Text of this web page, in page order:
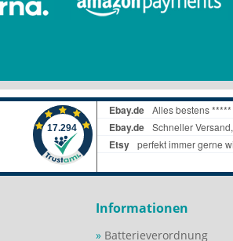
Informationen
Batterieverordnung